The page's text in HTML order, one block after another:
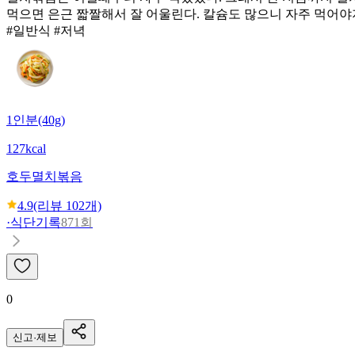
먹으면 은근 짧짤해서 잘 어울린다. 칼슘도 많으니 자주 먹어야
#일반식 #저녁
1인분(40g)
127kcal
호두멸치볶음
4.9(리뷰 102개)
·식단기록871회
0
신고·제보